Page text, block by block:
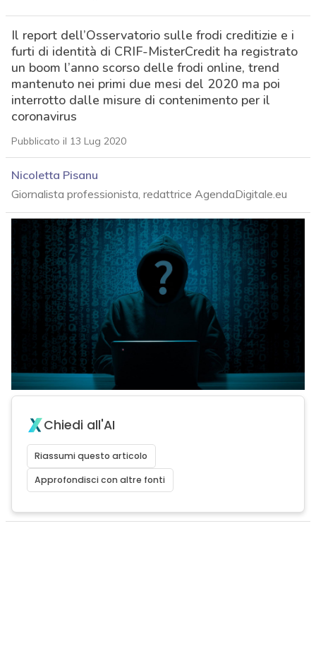
Il report dell’Osservatorio sulle frodi creditizie e i
furti di identità di CRIF-MisterCredit ha registrato
un boom l’anno scorso delle frodi online, trend
mantenuto nei primi due mesi del 2020 ma poi
interrotto dalle misure di contenimento per il
coronavirus
Pubblicato il 13 Lug 2020
Nicoletta Pisanu
Giornalista professionista, redattrice AgendaDigitale.eu
Chiedi all'AI
Riassumi questo articolo
Approfondisci con altre fonti